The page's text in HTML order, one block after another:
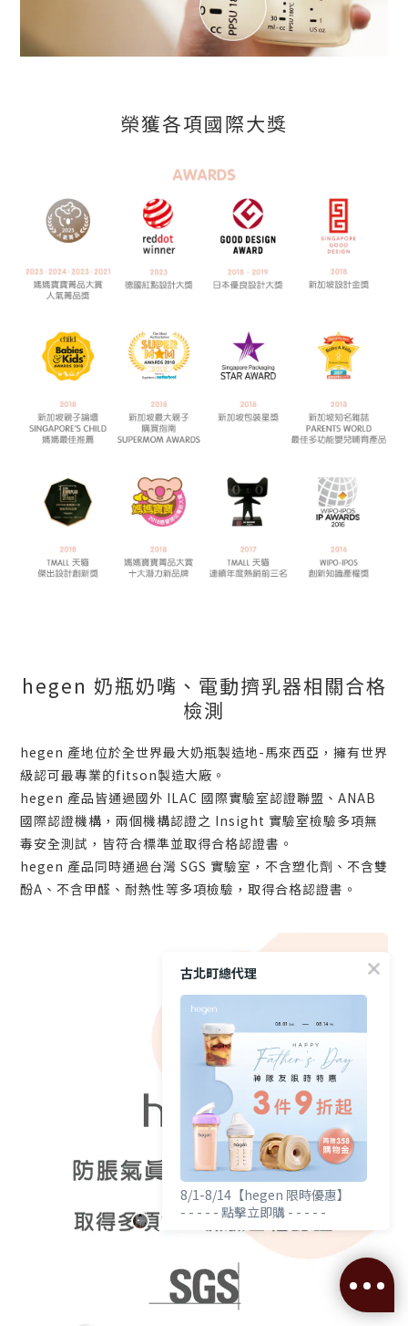
榮獲各項國際大獎
hegen 奶瓶奶嘴、電動擠乳器相關合格
檢測
hegen 產地位於全世界最大奶瓶製造地-馬來西亞，擁有世界
級認可最專業的fitson製造大廠。
hegen 產品皆通過國外 ILAC 國際實驗室認證聯盟、ANAB
國際認證機構，兩個機構認證之 Insight 實驗室檢驗多項無
毒安全測試，皆符合標準並取得合格認證書。
hegen 產品同時通過台灣 SGS 實驗室，不含塑化劑、不含雙
酚A、不含甲醛、耐熱性等多項檢驗，取得合格認證書。
古北町總代理
8/1-8/14【hegen 限時優惠】
- - - - - 點擊立即購 - - - - -